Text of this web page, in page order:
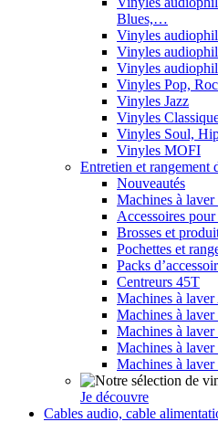
Blues,…
Vinyles
Vinyles
Vinyles
Vinyles Pop,
Vinyles Jazz
Vinyles
Vinyles Soul,
Vinyles MOFI
Entretien et rangement
Nouveautés
Machines à
Accessoires
Brosses et
Pochettes et
Packs
Centreurs 45T
Machines à
Machines à
Machines à
Machines à
Machines à laver
Je découvre
Cables audio, cable